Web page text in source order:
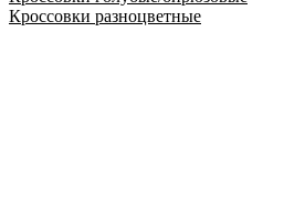
Кроссовки разноцветные